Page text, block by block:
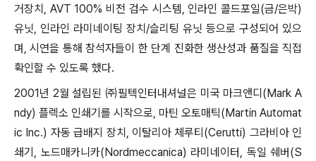
거장치, AVT 100% 비전 검수 시스템, 인라인 콜드포일(금/은박)
유닛, 인라인 라미네이팅 장치/슬리팅 유닛 등으로 구성되어 있으
며, 시연을 통해 참석자들이 한 단계 진화한 생산성과 품질을 직접
확인할 수 있도록 했다.
2001년 2월 설립된 ㈜필텍인터내셔널은 미국 마크앤디(Mark A
ndy) 플렉소 인쇄기를 시작으로, 마틴 오토매틱(Martin Automat
ic Inc.) 자동 급배지 장치, 이탈리아 체루티(Cerutti) 그라비아 인
쇄기, 노드매카니카(Nordmeccanica) 라미네이터, 독일 쉐버(S